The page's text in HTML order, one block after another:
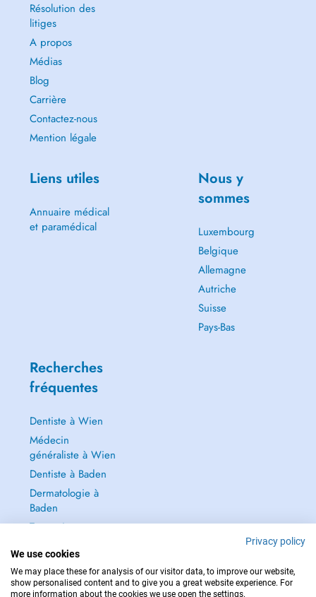
Résolution des
litiges
A propos
Médias
Blog
Carrière
Contactez-nous
Mention légale
Liens utiles
Annuaire médical
et paramédical
Nous y
sommes
Luxembourg
Belgique
Allemagne
Autriche
Suisse
Pays-Bas
Recherches
fréquentes
Dentiste à Wien
Médecin
généraliste à Wien
Dentiste à Baden
Dermatologie à
Baden
Tout voir →
Privacy policy
We use cookies
We may place these for analysis of our visitor data, to improve our website,
show personalised content and to give you a great website experience. For
more information about the cookies we use open the settings.